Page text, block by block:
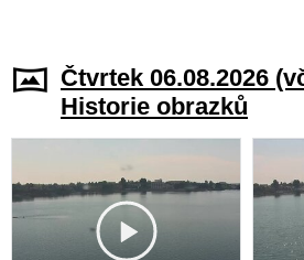
Čtvrtek 06.08.2026
Historie obrazků